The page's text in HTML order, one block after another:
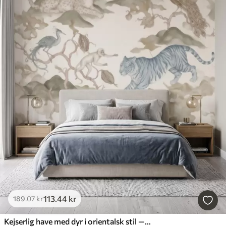
189.07kr113.44 kr
Kejserlig have med dyr i orientalsk stil — abe, leopard, tiger, påfugl og hejre